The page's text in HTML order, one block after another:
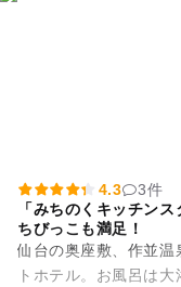
4.3
3件
「みちのくキッチン
ちびっこも満足！
仙台の奥座敷、作並温
トホテル。お風呂は